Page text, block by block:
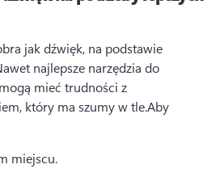
jak dźwięk, na podstawie
najlepsze narzędzia do
mieć trudności z
który ma szumy w tle.Aby
miejscu.